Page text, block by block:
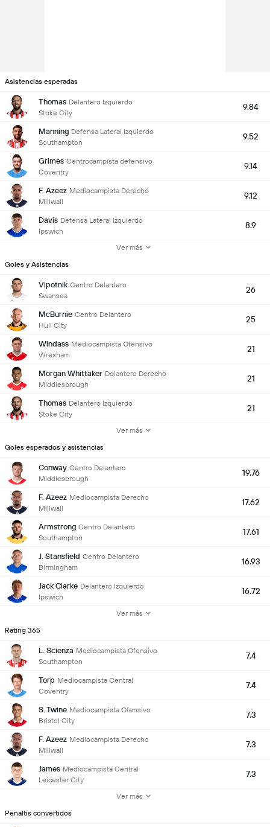
Asistencias esperadas
Thomas Delantero Izquierdo
Stoke City
9.84
Manning Defensa Lateral Izquierdo
Southampton
9.52
Grimes Centrocampista defensivo
Coventry
9.14
F. Azeez Mediocampista Derecho
Millwall
9.12
Davis Defensa Lateral Izquierdo
Ipswich
8.9
Ver más
Goles y Asistencias
Vipotnik Centro Delantero
Swansea
26
McBurnie Centro Delantero
Hull City
25
Windass Mediocampista Ofensivo
Wrexham
21
Morgan Whittaker Delantero Derecho
Middlesbrough
21
Thomas Delantero Izquierdo
Stoke City
21
Ver más
Goles esperados y asistencias
Conway Centro Delantero
Middlesbrough
19.76
F. Azeez Mediocampista Derecho
Millwall
17.62
Armstrong Centro Delantero
Southampton
17.61
J. Stansfield Centro Delantero
Birmingham
16.93
Jack Clarke Delantero Izquierdo
Ipswich
16.72
Ver más
Rating 365
L. Scienza Mediocampista Ofensivo
Southampton
7.4
Torp Mediocampista Central
Coventry
7.4
S. Twine Mediocampista Ofensivo
Bristol City
7.3
F. Azeez Mediocampista Derecho
Millwall
7.3
James Mediocampista Central
Leicester City
7.3
Ver más
Penaltis convertidos